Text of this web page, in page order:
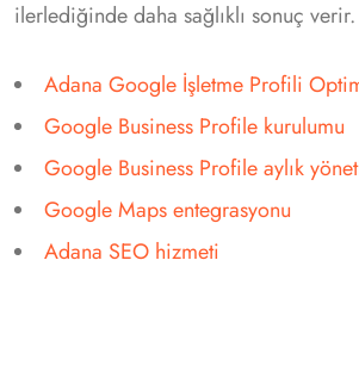
ilerlediğinde daha sağlıklı sonuç verir.
Adana Google İşletme Profili
Google Business Profile kurulumu
Google Business Profile aylık
Google Maps entegrasyonu
Adana SEO hizmeti